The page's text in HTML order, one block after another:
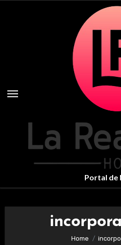
Portal de
Home